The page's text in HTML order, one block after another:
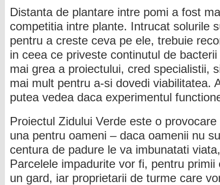
Distanta de plantare intre pomi a fost
competitia intre plante. Intrucat solurile
pentru a creste ceva pe ele, trebuie
in ceea ce priveste continutul de
mai grea a proiectului, cred specialistii,
mai mult pentru a-si dovedi viabilitatea.
putea vedea daca experimentul
Proiectul Zidului Verde este o
una pentru oameni – daca oamenii nu
centura de padure le va imbunatati
Parcelele impadurite vor fi, pentru
un gard, iar proprietarii de turme care